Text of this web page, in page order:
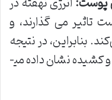
تاثیر می­ گذارند، و
بنابراین، در نتیجه
نشان داده می­